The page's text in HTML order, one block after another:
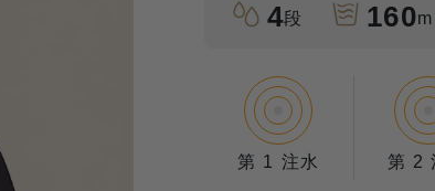
4段 160ml
第 1 注水 第 2